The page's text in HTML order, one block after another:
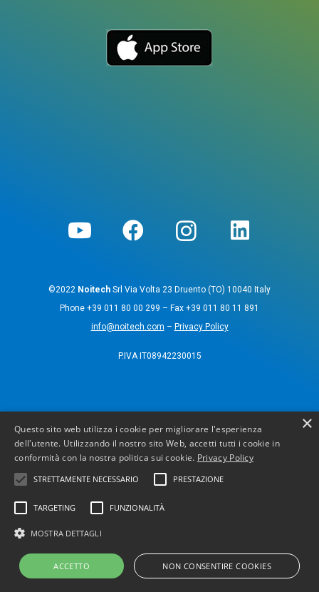
©2022 Noitech Srl Via Volta 23 Druento (TO) 10040 Italy
Phone +39 011 80 00 299 – Fax +39 011 80 11 891
info@noitech.com – Privacy Policy
P.IVA IT08942230015
×
Questo sito web utilizza i cookie per migliorare l'esperienza
dell'utente. Utilizzando il nostro sito Web, accetti tutti i cookie in
conformità con la nostra politica sui cookie. Privacy Policy
STRETTAMENTE NECESSARIO PRESTAZIONE
TARGETING FUNZIONALITÀ
MOSTRA DETTAGLI
ACCETTO NON CONSENTIRE COOKIES